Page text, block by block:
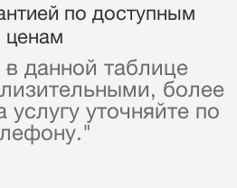
по доступным
ценам
данной таблице
более
услугу уточняйте по